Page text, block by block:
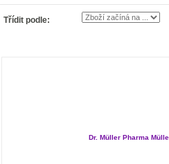
Třídit podle:
Dr. Müller Pharma